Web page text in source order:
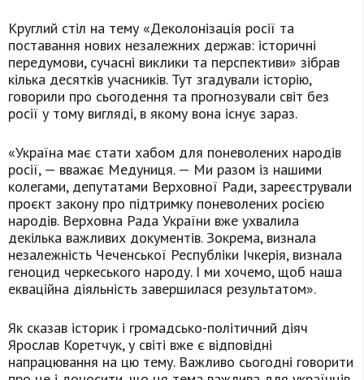
Круглий стіл на тему «Деколонізація росії та
поставання нових незалежних держав: історичні
передумови, сучасні виклики та перспективи» зібрав
кілька десятків учасників. Тут згадували історію,
говорили про сьогодення та прогнозували світ без
росії у тому вигляді, в якому вона існує зараз.
«Україна має стати хабом для поневолених народів
росії, — вважає Медуниця. — Ми разом із нашими
колегами, депутатами Верховної Ради, зареєстрували
проєкт закону про підтримку поневолених росією
народів. Верховна Рада України вже ухвалила
декілька важливих документів. Зокрема, визнала
незалежність Чеченської Республіки Ічкерія, визнала
геноцид черкеського народу. І ми хочемо, щоб наша
екваційна діяльність завершилася результатом».
Як сказав історик і громадсько-політичний діяч
Ярослав Коретчук, у світі вже є відповідні
напрацювання на цю тему. Важливо сьогодні говорити